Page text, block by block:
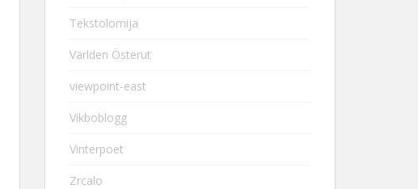
Tekstolomija
Världen Österut
viewpoint-east
Vikboblogg
Vinterpoet
Zrcalo